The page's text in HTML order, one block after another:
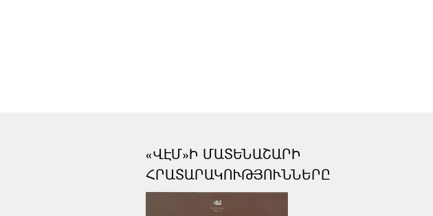
«ՎԷՄ»Ի ՄԱՏԵՆԱՇԱՐԻ
ՀՐԱՏԱՐԱԿՈՒԹՅՈՒՆՆԵՐԸ